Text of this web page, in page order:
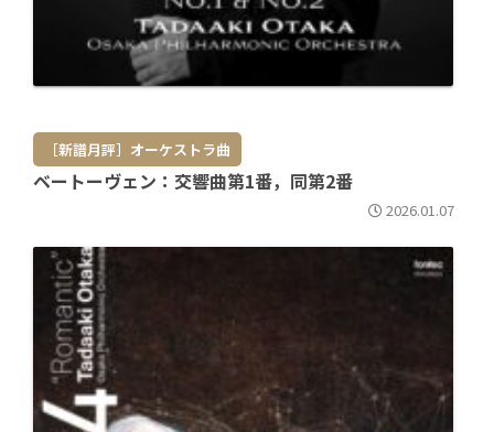
［新譜月評］オーケストラ曲
ベートーヴェン：交響曲第1番，同第2番
2026.01.07